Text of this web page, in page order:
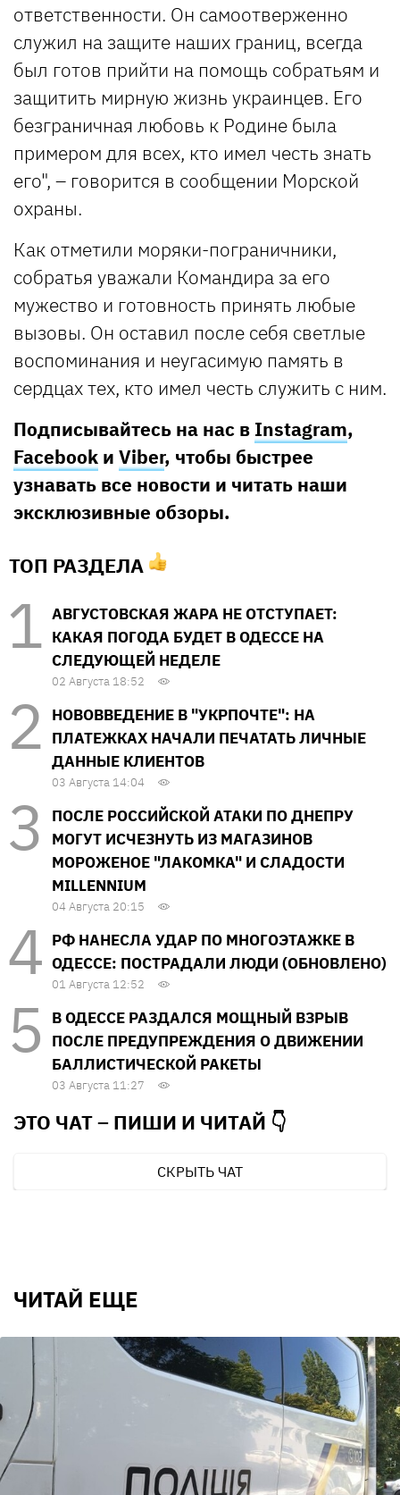
ответственности. Он самоотверженно
служил на защите наших границ, всегда
был готов прийти на помощь собратьям и
защитить мирную жизнь украинцев. Его
безграничная любовь к Родине была
примером для всех, кто имел честь знать
его", – говорится в сообщении Морской
охраны.
Как отметили моряки-пограничники,
собратья уважали Командира за его
мужество и готовность принять любые
вызовы. Он оставил после себя светлые
воспоминания и неугасимую память в
сердцах тех, кто имел честь служить с ним.
Подписывайтесь на нас в Instagram,
Facebook и Viber, чтобы быстрее
узнавать все новости и читать наши
эксклюзивные обзоры.
ТОП РАЗДЕЛА
АВГУСТОВСКАЯ ЖАРА НЕ ОТСТУПАЕТ:
КАКАЯ ПОГОДА БУДЕТ В ОДЕССЕ НА
СЛЕДУЮЩЕЙ НЕДЕЛЕ
02 Августа 18:52
НОВОВВЕДЕНИЕ В "УКРПОЧТЕ": НА
ПЛАТЕЖКАХ НАЧАЛИ ПЕЧАТАТЬ ЛИЧНЫЕ
ДАННЫЕ КЛИЕНТОВ
03 Августа 14:04
ПОСЛЕ РОССИЙСКОЙ АТАКИ ПО ДНЕПРУ
МОГУТ ИСЧЕЗНУТЬ ИЗ МАГАЗИНОВ
МОРОЖЕНОЕ "ЛАКОМКА" И СЛАДОСТИ
MILLENNIUM
04 Августа 20:15
РФ НАНЕСЛА УДАР ПО МНОГОЭТАЖКЕ В
ОДЕССЕ: ПОСТРАДАЛИ ЛЮДИ (ОБНОВЛЕНО)
01 Августа 12:52
В ОДЕССЕ РАЗДАЛСЯ МОЩНЫЙ ВЗРЫВ
ПОСЛЕ ПРЕДУПРЕЖДЕНИЯ О ДВИЖЕНИИ
БАЛЛИСТИЧЕСКОЙ РАКЕТЫ
03 Августа 11:27
ЭТО ЧАТ – ПИШИ И ЧИТАЙ 👇
СКРЫТЬ ЧАТ
ЧИТАЙ ЕЩЕ